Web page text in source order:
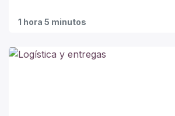
1 hora 5 minutos